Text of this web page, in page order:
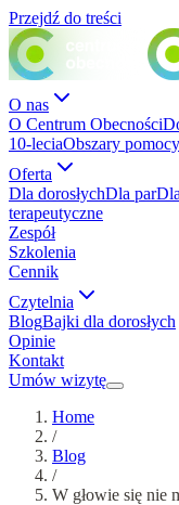
Przejdź do treści
O nas
O Centrum Obecności
10-leciaObszary pomocy
Oferta
Dla dorosłychDla par
terapeutyczne
Zespół
Szkolenia
Cennik
Czytelnia
BlogBajki dla dorosłych
Opinie
Kontakt
Umów wizytę
Home
/
Blog
/
W głowie się nie